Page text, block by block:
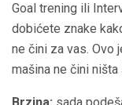
Goal trening ili
dobićete znake
ne čini za vas. Ovo
mašina ne čini